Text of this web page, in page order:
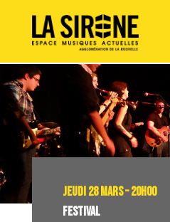
JEUDI 28 MARS – 20H00
FESTIVAL